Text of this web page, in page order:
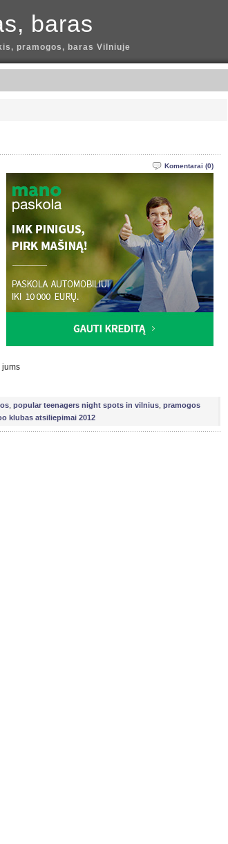
baras
pramogos, baras Vilniuje
Komentarai (0)
jums
popular teenagers night spots in vilnius pramogos
klubas atsiliepimai 2012